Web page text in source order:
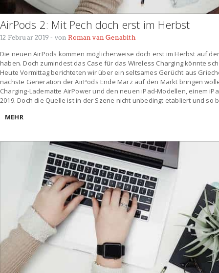
AirPods 2: Mit Pech doch erst im Herbst
12 Februar 2019- von Roman van Genabith
Die neuen AirPods kommen möglicherweise doch erst im Herbst auf
haben. Doch zumindest das Case für das Wireless Charging könnte
Heute Vormittag berichteten wir über ein seltsames Gerücht aus
nächste Generation der AirPods Ende März auf den Markt bringen
Charging-Ladematte AirPower und den neuen iPad-Modellen, einem
2019. Doch die Quelle ist in der Szene nicht unbedingt etabliert und so
MEHR